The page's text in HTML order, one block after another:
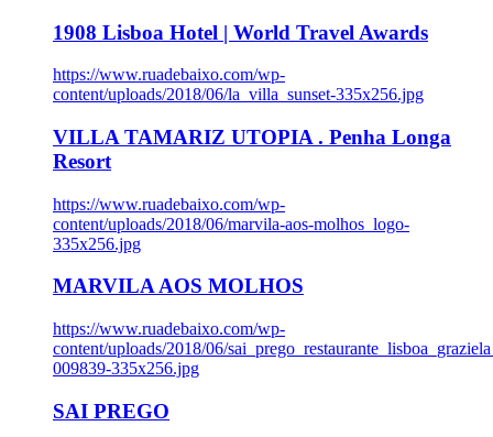
1908 Lisboa Hotel | World Travel Awards
https://www.ruadebaixo.com/wp-
content/uploads/2018/06/la_villa_sunset-335x256.jpg
VILLA TAMARIZ UTOPIA . Penha Longa
Resort
https://www.ruadebaixo.com/wp-
content/uploads/2018/06/marvila-aos-molhos_logo-
335x256.jpg
MARVILA AOS MOLHOS
https://www.ruadebaixo.com/wp-
content/uploads/2018/06/
009839-335x256.jpg
SAI PREGO